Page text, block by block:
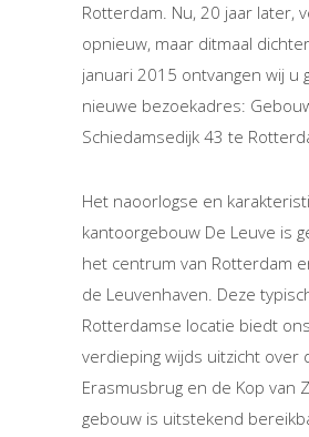
Rotterdam. Nu, 20 jaar later,
opnieuw, maar ditmaal
januari 2015 ontvangen wij u
nieuwe bezoekadres:
Schiedamsedijk 43 te
Het naoorlogse en
kantoorgebouw De Leuve is
het centrum van Rotterdam
de Leuvenhaven. Deze
Rotterdamse locatie biedt
verdieping wijds uitzicht over
Erasmusbrug en de Kop van
gebouw is uitstekend